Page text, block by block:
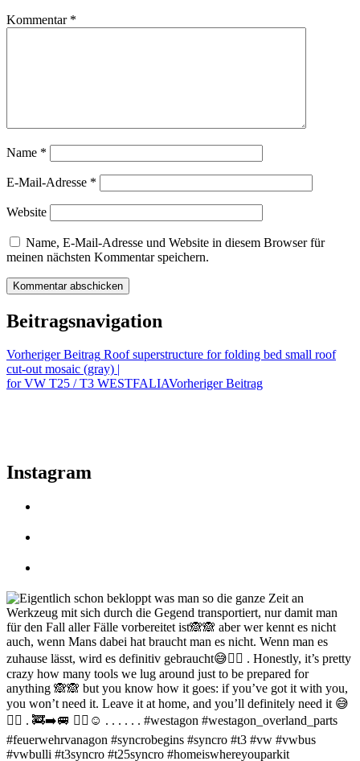
Kommentar *
Name *
E-Mail-Adresse *
Website
Name, E-Mail-Adresse und Website in diesem Browser für
meinen nächsten Kommentar speichern.
Beitragsnavigation
Vorheriger Beitrag Roof superstructure for folding bed small roof
cut-out mosaic (gray) |
for VW T25 / T3 WESTFALIAVorheriger Beitrag
Instagram